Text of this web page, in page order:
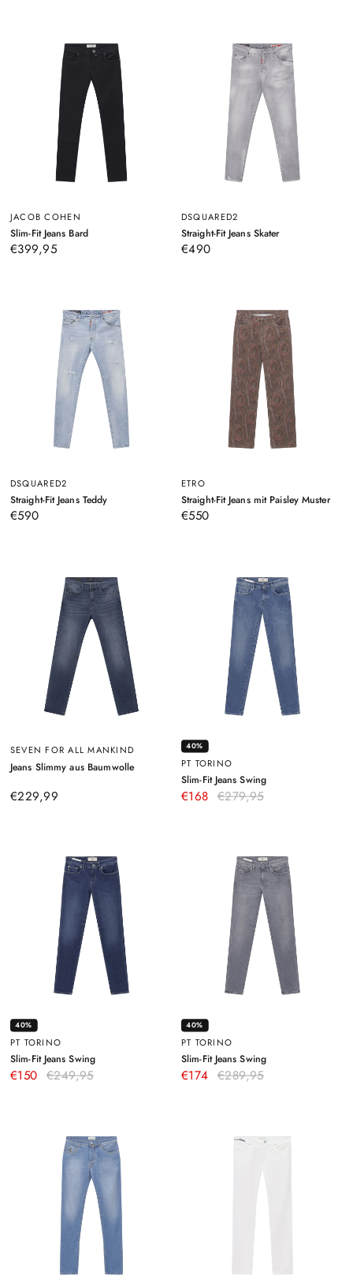
JACOB COHEN
Slim-Fit Jeans Bard–
€399,95
DSQUARED2
Straight-Fit Jeans Skater–
€490
DSQUARED2
Straight-Fit Jeans Teddy–
€590
ETRO
Straight-Fit Jeans mit Paisley Muster–
€550
SEVEN FOR ALL MANKIND
Jeans Slimmy aus Baumwolle–
€229,99
40%
PT TORINO
Slim-Fit Jeans Swing–
Blau
€168 €279,95
40%
PT TORINO
Slim-Fit Jeans Swing–
€150 €249,95
40%
PT TORINO
Slim-Fit Jeans Swing–
Grau
€174 €289,95